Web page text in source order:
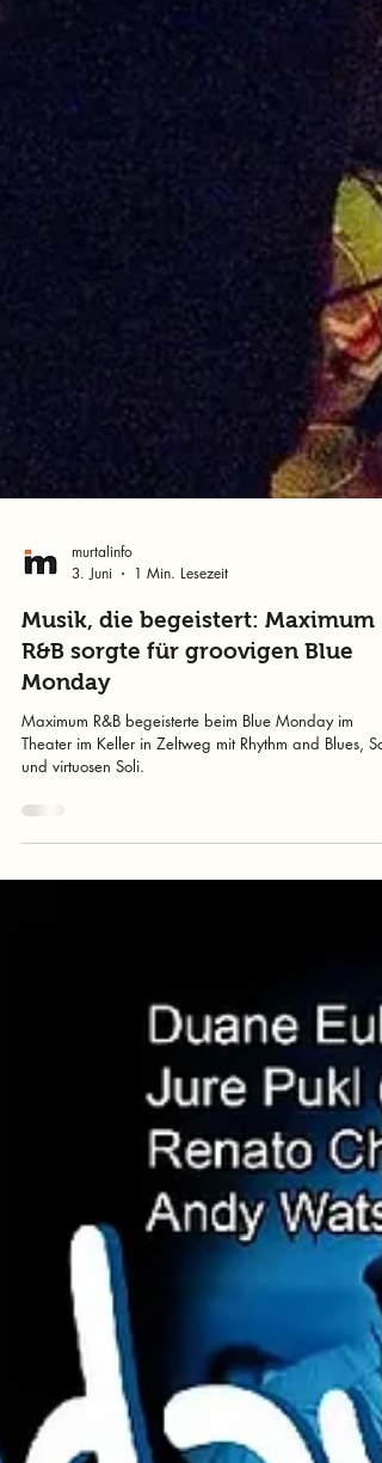
murtalinfo
3. Juni
1 Min. Lesezeit
Musik, die begeistert: Maximum
R&B sorgte für groovigen Blue
Monday
Theater im Keller in Zeltweg mit Rhythm and Blues,
und virtuosen Soli.